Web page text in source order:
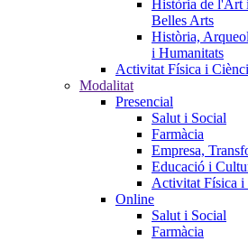
Història de l'Art
Belles Arts
Història,
i Humanitats
Activitat Física i
Modalitat
Presencial
Salut i Social
Farmàcia
Empresa,
Educació i
Activitat Física i
Online
Salut i Social
Farmàcia